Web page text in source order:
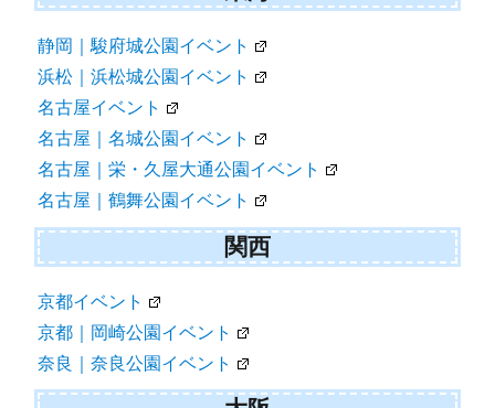
静岡｜駿府城公園イベント
浜松｜浜松城公園イベント
名古屋イベント
名古屋｜名城公園イベント
名古屋｜栄・久屋大通公園イベント
名古屋｜鶴舞公園イベント
関西
京都イベント
京都｜岡崎公園イベント
奈良｜奈良公園イベント